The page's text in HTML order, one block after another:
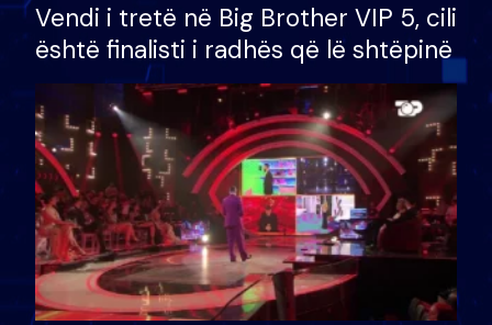
Vendi i tretë në Big Brother VIP 5, cili
është finalisti i radhës që lë shtëpinë